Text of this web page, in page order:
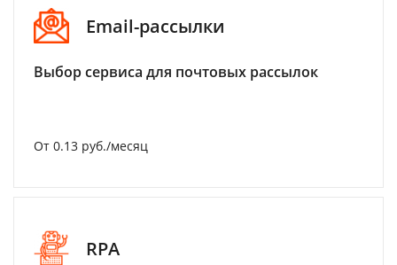
Email-рассылки
Выбор сервиса для почтовых рассылок
От 0.13 руб./месяц
RPA